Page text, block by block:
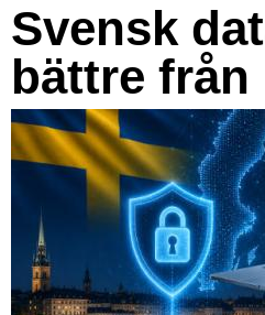
Svensk
bättre från